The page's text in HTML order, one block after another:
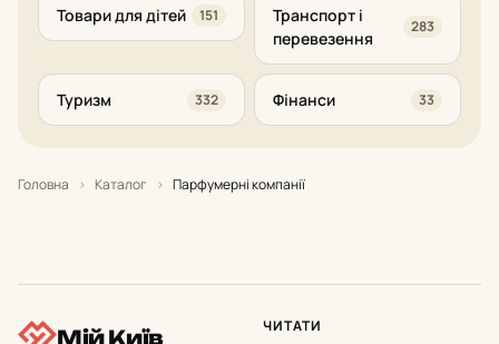
Товари для дітей 151
Транспорт і
перевезення
283
Туризм 332 Фінанси 33
Головна › Каталог › Парфумерні компанії
Мій Київ ЧИТАТИ